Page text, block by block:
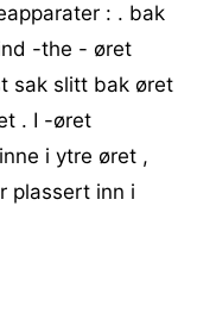
: . bak
-the - øret
sak slitt bak øret
. I -øret
i ytre øret ,
plassert inn i